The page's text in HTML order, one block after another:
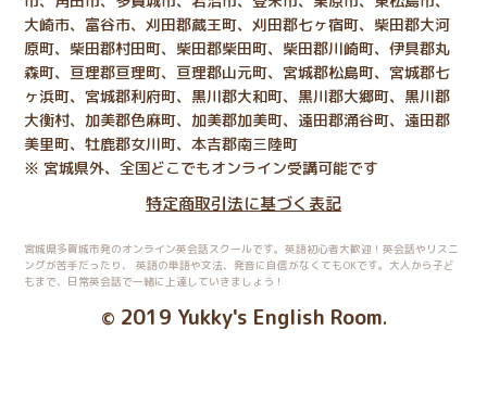
大崎市、富谷市、刈田郡蔵王町、刈田郡七ヶ宿町、柴田郡大河
原町、柴田郡村田町、柴田郡柴田町、柴田郡川崎町、伊具郡丸
森町、亘理郡亘理町、亘理郡山元町、宮城郡松島町、宮城郡七
ヶ浜町、宮城郡利府町、黒川郡大和町、黒川郡大郷町、黒川郡
大衡村、加美郡色麻町、加美郡加美町、遠田郡涌谷町、遠田郡
美里町、牡鹿郡女川町、本吉郡南三陸町
※ 宮城県外、全国どこでもオンライン受講可能です
特定商取引法に基づく表記
宮城県多賀城市発のオンライン英会話スクールです。英語初心者大歓迎！英会話やリスニ
ングが苦手だったり、
英語の単語や文法、発音に自信がなくてもOKです。大人から子ど
もまで、日常英会話で一緒に上達していきましょう！
© 2019 Yukky's English Room.